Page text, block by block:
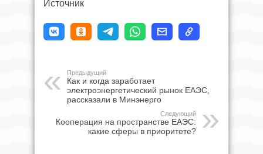
Источник
Предыдущий
Как и когда заработает
электроэнергетический рынок ЕАЭС,
рассказали в Минэнерго
Следующий
Кооперация на пространстве ЕАЭС:
какие сферы в приоритете?